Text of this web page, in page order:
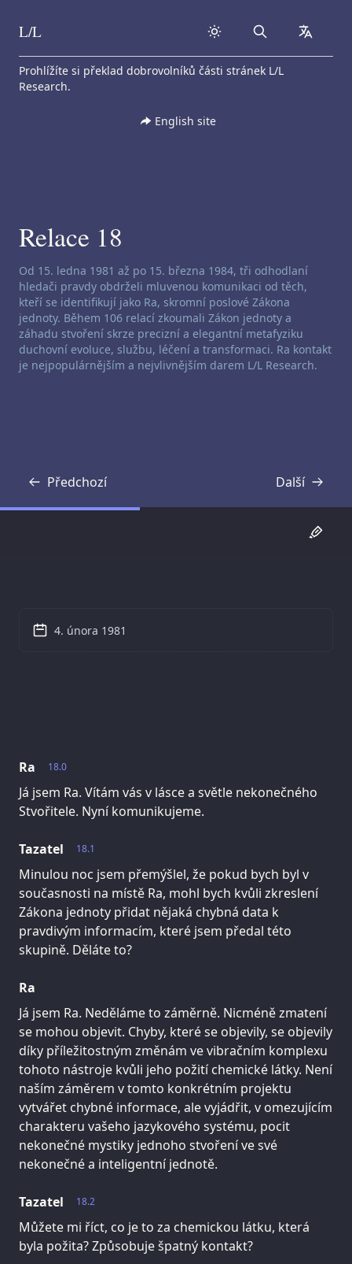
Skip to content
L/L Search
Prohlížíte si překlad dobrovolníků části stránek L/L
Research.
English site
Relace 18
Zřeknutí se odpovědnosti za channeling:
Od 15. ledna 1981 až po 15. března 1984, tři odhodlaní
hledači pravdy obdrželi mluvenou komunikaci od těch,
kteří se identifikují jako Ra, skromní poslové Zákona
jednoty. Během 106 relací zkoumali Zákon jednoty a
záhadu stvoření skrze precizní a elegantní metafyziku
duchovní evoluce, službu, léčení a transformaci. Ra kontakt
je nejpopulárnějším a nejvlivnějším darem L/L Research.
Předchozí
Přepis Další
Přepis
18.0
Ra
Já jsem Ra. Vítám vás v lásce a světle nekonečného
Stvořitele. Nyní komunikujeme.
18.1
Tazatel
Minulou noc jsem přemýšlel, že pokud bych byl v
současnosti na místě Ra, mohl bych kvůli zkreslení
Zákona jednoty přidat nějaká chybná data k
pravdivým informacím, které jsem předal této
skupině. Děláte to?
Ra
Já jsem Ra. Neděláme to záměrně. Nicméně zmatení
se mohou objevit. Chyby, které se objevily, se objevily
díky příležitostným změnám ve vibračním komplexu
tohoto nástroje kvůli jeho požití chemické látky. Není
naším záměrem v tomto konkrétním projektu
vytvářet chybné informace, ale vyjádřit, v omezujícím
charakteru vašeho jazykového systému, pocit
nekonečné mystiky jednoho stvoření ve své
nekonečné a inteligentní jednotě.
18.2
Tazatel
Můžete mi říct, co je to za chemickou látku, která
byla požita? Způsobuje špatný kontakt?
4. února 1981